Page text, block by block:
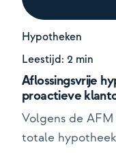
Hypotheken
Leestijd: 2 min
Aflossingsvrije
proactieve
Volgens de
totale